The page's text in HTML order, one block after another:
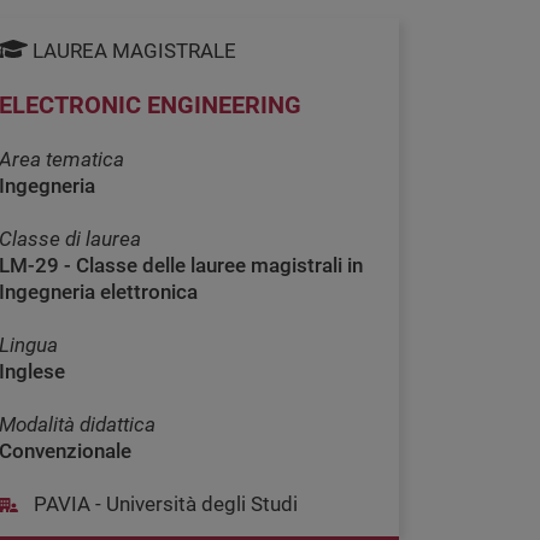
LAUREA MAGISTRALE
ELECTRONIC ENGINEERING
Area tematica
Ingegneria
Classe di laurea
LM-29 - Classe delle lauree magistrali in
Ingegneria elettronica
Lingua
Inglese
Modalità didattica
Convenzionale
PAVIA - Università degli Studi